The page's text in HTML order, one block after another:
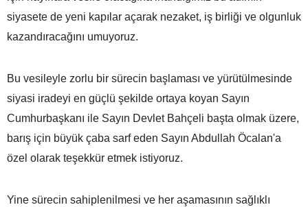
siyasete de yeni kapılar açarak nezaket, iş birliği ve olgunluk
kazandıracağını umuyoruz.
Bu vesileyle zorlu bir sürecin başlaması ve yürütülmesinde
siyasi iradeyi en güçlü şekilde ortaya koyan Sayın
Cumhurbaşkanı ile Sayın Devlet Bahçeli başta olmak üzere,
barış için büyük çaba sarf eden Sayın Abdullah Öcalan'a
özel olarak teşekkür etmek istiyoruz.
Yine sürecin sahiplenilmesi ve her aşamasının sağlıklı